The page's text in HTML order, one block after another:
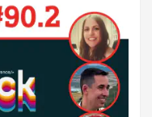
con el caso de
robado 15.000